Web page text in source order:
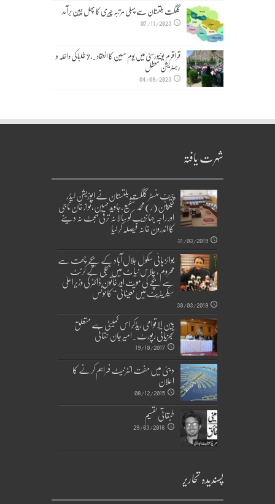
گلگت بلتستان سے پہلی مرتبہ چیری کا پھل چین برآمد
07/11/2023
قراقرم یونیورسٹی میں یوم حسین کا انعقاد۔,7 طلبا کی داخلہ و
رجسٹریشن معطل
04/09/2023
شہرت یافتہ
چیف منسٹر گلگت بلتستان نے اپوزیشن لیڈر
کیپٹن(ر)محمد شفیع،جاوید حسین،نواز خان ناجی
اور راجہ جہانزیب کو سالانہ ترقی بجٹ نہ دینے
کا اندرون خانہ فیصلہ کر لیا
31/03/2019
بوائز ہائی سکول جلال آباد کے بچے چھت سے
محروم ، چلاس نیاٹ میں بجلی کے کرنٹ
سے بچے کی موت اور خاتون ڈاکٹر کی وزیراعلیٰ
سیکریٹریٹ میں تعیناتی‘‘ کا نوٹس
30/03/2019
بین الاقوامی ریڈکراس کمیٹی سے متعلق
تجزیاتی رپورٹ۔امیر جان حقانی
19/10/2017
دبئی میں مفت انٹرنیٹ فراہم کرنے کا
اعلان
08/12/2015
طبقاتی تقسیم
29/03/2016
پسندیدہ تحاریر